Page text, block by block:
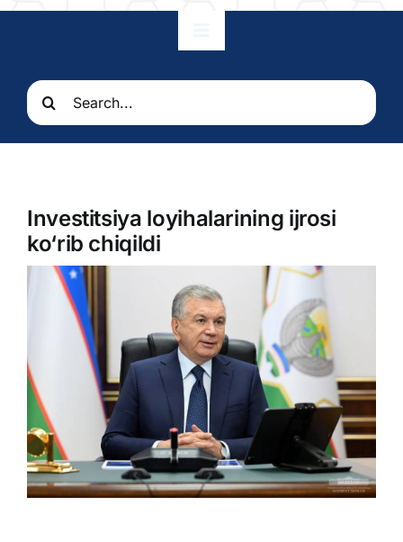
Munosabatlar
Elchixona
Konsullik xizmatlari
O’zbekiston
Search
for:
Investitsiya loyihalarining ijrosi
ko‘rib chiqildi